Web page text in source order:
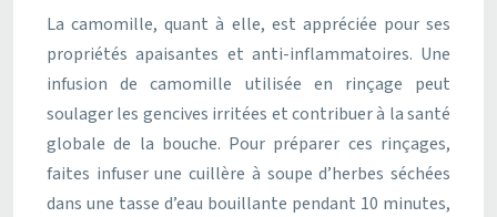
La camomille, quant à elle, est appréciée pour ses
propriétés apaisantes et anti-inflammatoires. Une
infusion de camomille utilisée en rinçage peut
soulager les gencives irritées et contribuer à la santé
globale de la bouche. Pour préparer ces rinçages,
faites infuser une cuillère à soupe d’herbes séchées
dans une tasse d’eau bouillante pendant 10 minutes,